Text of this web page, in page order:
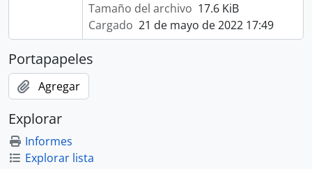
Tamaño del archivo 17.6 KiB
Cargado 21 de mayo de 2022 17:49
Portapapeles
Agregar
Explorar
Informes
Explorar lista